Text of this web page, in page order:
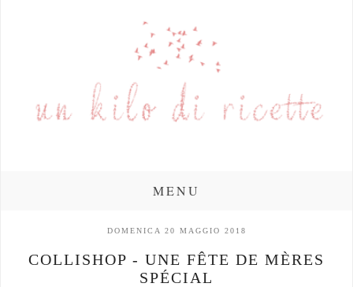
MENU
DOMENICA 20 MAGGIO 2018
COLLISHOP - UNE FÊTE DE MÈRES
SPÉCIAL